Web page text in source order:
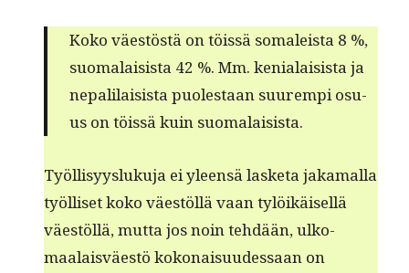
Koko väestöstä on töis­sä soma­leista 8 %,
suo­ma­lai­sista 42 %. Mm. kenialai­sista ja
nepalilai­sista puolestaan suurem­pi osu­
us on töis­sä kuin suomalaisista.
Työl­lisyys­luku­ja ei yleen­sä las­ke­ta jaka­mal­la
työl­liset koko väestöl­lä vaan tylöikäisel­lä
väestöl­lä, mut­ta jos noin tehdään, ulko­
maalaisväestö kokon­aisu­udessaan on